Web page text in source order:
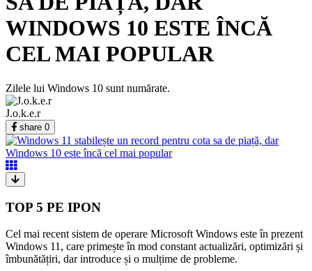
WINDOWS 10 ESTE ÎNCĂ
CEL MAI POPULAR
Zilele lui Windows 10 sunt numărate.
J.o.k.e.r
share 0
TOP 5 PE IPON
Cel mai recent sistem de operare Microsoft Windows este în prezent
Windows 11, care primește în mod constant actualizări, optimizări și
îmbunătățiri, dar introduce și o mulțime de probleme.